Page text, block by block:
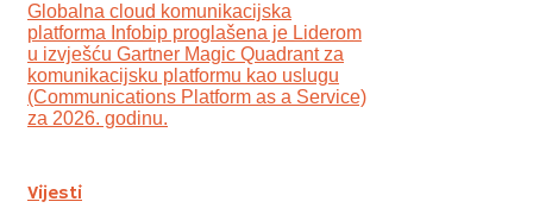
Globalna cloud komunikacijska
platforma Infobip proglašena je Liderom
u izvješću Gartner Magic Quadrant za
komunikacijsku platformu kao uslugu
(Communications Platform as a Service)
za 2026. godinu.
Vijesti